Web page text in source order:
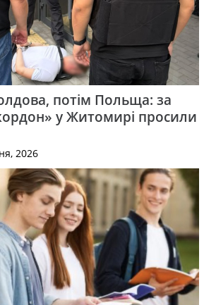
потім Польща: за
у Житомирі просили
2026